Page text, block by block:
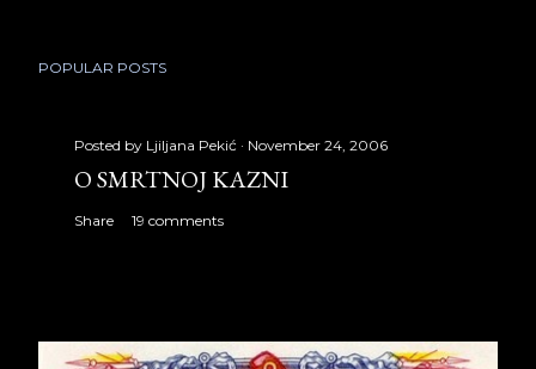
POPULAR POSTS
Posted by Ljiljana Pekić November 24, 2006
O SMRTNOJ KAZNI
Share 19 comments